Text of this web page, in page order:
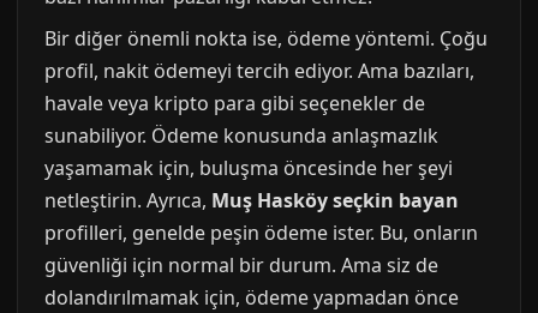
Bir diğer önemli nokta ise, ödeme yöntemi. Çoğu
profil, nakit ödemeyi tercih ediyor. Ama bazıları,
havale veya kripto para gibi seçenekler de
sunabiliyor. Ödeme konusunda anlaşmazlık
yaşamamak için, buluşma öncesinde her şeyi
netleştirin. Ayrıca, Muş Hasköy seçkin bayan
profilleri, genelde peşin ödeme ister. Bu, onların
güvenliği için normal bir durum. Ama siz de
dolandırılmamak için, ödeme yapmadan önce